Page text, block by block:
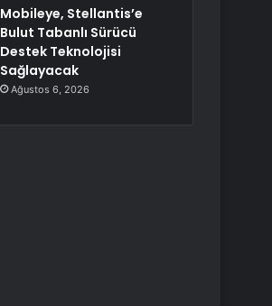
Mobileye, Stellantis’e
Bulut Tabanlı Sürücü
Destek Teknolojisi
Sağlayacak
Ağustos 6, 2026